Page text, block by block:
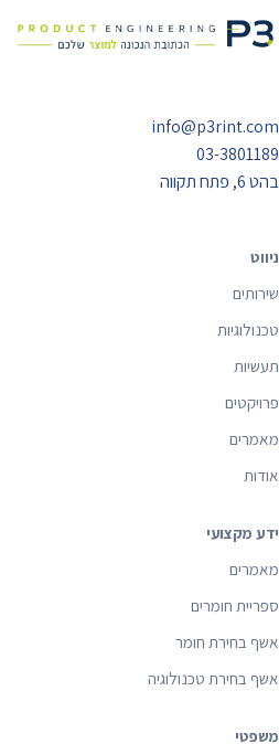
info@p3rint.com
03-3801189
בהט 6, פתח תקווה
ניווט
שירותים
טכנולוגיות
תעשיות
פרויקטים
מאמרים
אודות
ידע מקצועי
מאמרים
ספריית חומרים
אשף בחירת חומר
אשף בחירת טכנולוגיה
משפטי